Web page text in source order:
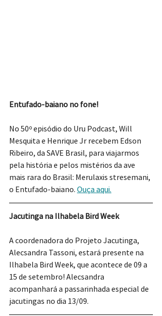
Entufado-baiano no fone!
No 50º episódio do Uru Podcast, Will
Mesquita e Henrique Jr recebem Edson
Ribeiro, da SAVE Brasil, para viajarmos
pela história e pelos mistérios da ave
mais rara do Brasil: Merulaxis stresemani,
o Entufado-baiano. Ouça aqui.
Jacutinga na Ilhabela Bird Week
A coordenadora do Projeto Jacutinga,
Alecsandra Tassoni, estará presente na
Ilhabela Bird Week, que acontece de 09 a
15 de setembro! Alecsandra
acompanhará a passarinhada especial de
jacutingas no dia 13/09.